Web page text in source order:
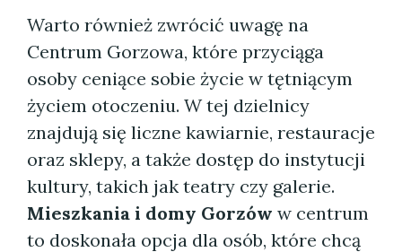
Warto również zwrócić uwagę na
Centrum Gorzowa, które przyciąga
osoby ceniące sobie życie w tętniącym
życiem otoczeniu. W tej dzielnicy
znajdują się liczne kawiarnie, restauracje
oraz sklepy, a także dostęp do instytucji
kultury, takich jak teatry czy galerie.
Mieszkania i domy Gorzów w centrum
to doskonała opcja dla osób, które chcą